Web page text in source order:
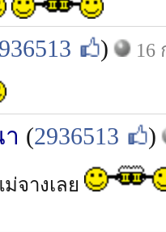
) 16
(2936513 )
จางเลย